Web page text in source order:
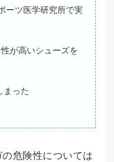
ーツ医学研究所で実
が高いシューズを
まった
危険性については